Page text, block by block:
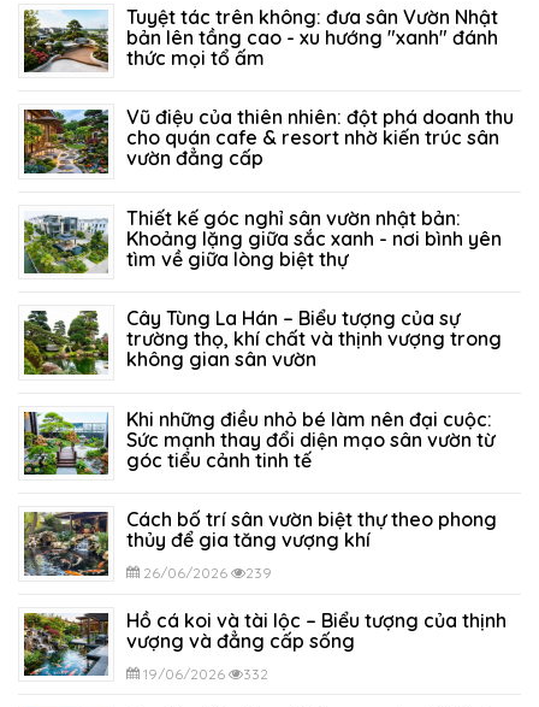
Tuyệt tác trên không: đưa sân Vườn Nhật
bản lên tầng cao - xu hướng "xanh" đánh
thức mọi tổ ấm
Vũ điệu của thiên nhiên: đột phá doanh thu
cho quán cafe & resort nhờ kiến trúc sân
vườn đẳng cấp
Thiết kế góc nghỉ sân vườn nhật bản:
Khoảng lặng giữa sắc xanh - nơi bình yên
tìm về giữa lòng biệt thự
Cây Tùng La Hán – Biểu tượng của sự
trường thọ, khí chất và thịnh vượng trong
không gian sân vườn
Khi những điều nhỏ bé làm nên đại cuộc:
Sức mạnh thay đổi diện mạo sân vườn từ
góc tiểu cảnh tinh tế
Cách bố trí sân vườn biệt thự theo phong
thủy để gia tăng vượng khí
26/06/2026 239
Hồ cá koi và tài lộc – Biểu tượng của thịnh
vượng và đẳng cấp sống
19/06/2026 332